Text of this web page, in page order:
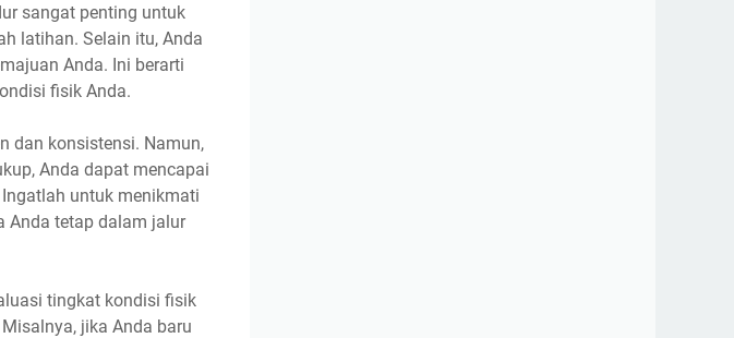
sangat penting untuk
latihan. Selain itu, Anda
Anda. Ini berarti
fisik Anda.
dan konsistensi. Namun,
Anda dapat mencapai
untuk menikmati
Anda tetap dalam jalur
tingkat kondisi fisik
jika Anda baru